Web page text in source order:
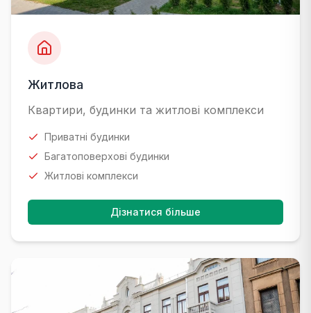
Житлова
Квартири, будинки та житлові комплекси
Приватні будинки
Багатоповерхові будинки
Житлові комплекси
Дізнатися більше